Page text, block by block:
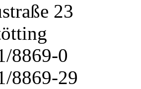
23
8869-0
8869-29